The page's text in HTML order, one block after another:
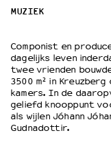
Wat we doen
Werken bij
Wie is wie
Word vriend
Historie
Partners
MUZIEK
Componist en
dagelijks leven
twee vrienden
3500 m² in
kamers. In de
geliefd knooppunt
als wijlen Jóhann
Gudnadottir.